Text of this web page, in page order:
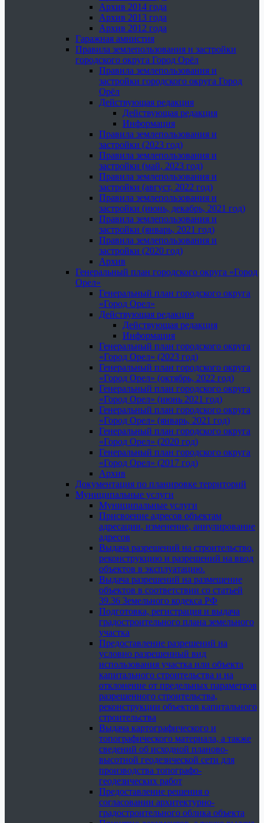
Архив 2014 года
Архив 2013 года
Архив 2012 года
Гаражная амнистия
Правила землепользования и застройки
городского округа Город Орёл
Правила землепользования и
застройки городского округа Город
Орёл
Действующая редакция
Действующая редакция
Информация
Правила землепользования и
застройки (2023 год)
Правила землепользования и
застройки (май, 2023 год)
Правила землепользования и
застройки (август, 2022 год)
Правила землепользования и
застройки (июнь, декабрь, 2021 год)
Правила землепользования и
застройки (январь, 2021 год)
Правила землепользования и
застройки (2020 год)
Архив
Генеральный план городского округа «Город
Орел»
Генеральный план городского округа
«Город Орел»
Действующая редакция
Действующая редакция
Информация
Генеральный план городского округа
«Город Орел» (2023 год)
Генеральный план городского округа
«Город Орел» (октябрь, 2022 год)
Генеральный план городского округа
«Город Орел» (июнь 2021 год)
Генеральный план городского округа
«Город Орел» (январь, 2021 год)
Генеральный план городского округа
«Город Орел» (2020 год)
Генеральный план городского округа
«Город Орел» (2017 год)
Архив
Документация по планировке территорий
Муниципальные услуги
Муниципальные услуги
Присвоение адресов объектам
адресации, изменение, аннулирование
адресов
Выдача разрешений на строительство,
реконструкцию и разрешений на ввод
объектов в эксплуатацию.
Выдача разрешений на размещение
объектов в соответствии со статьей
39.36 Земельного кодекса РФ
Подготовка, регистрация и выдача
градостроительного плана земельного
участка
Предоставление разрешений на
условно разрешенный вид
использования участка или объекта
капитального строительства и на
отклонение от предельных параметров
разрешенного строительства,
реконструкции объектов капитального
строительства
Выдача картографического и
топографического материала, а также
сведений об исходной планово-
высотной геодезической сети для
производства топографо-
геодезических работ
Предоставление решения о
согласовании архитектурно-
градостроительного облика объекта